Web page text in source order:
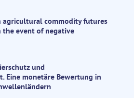
agricultural commodity futures
the event of negative
und
Eine monetäre Bewertung in